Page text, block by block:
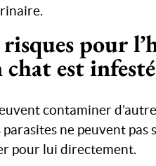
pour
est
contaminer
ne peuvent pas
pour lui directement.